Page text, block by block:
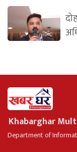
Khabarghar
Department of